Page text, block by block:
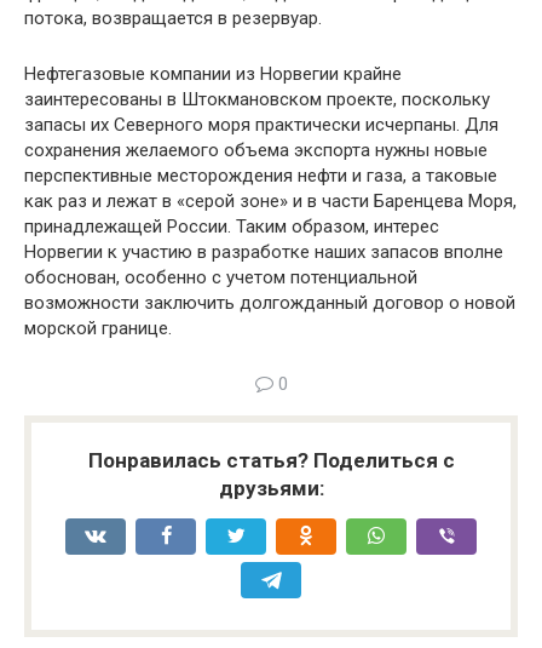
потока, возвращается в ре­зервуар.
Нефтегазовые компании из Норвегии крайне
заинтересованы в Штокмановском проекте, по­скольку
запасы их Северного моря практически исчерпаны. Для
сохранения желаемого объема экспорта нужны новые
перспективные месторо­ждения нефти и газа, а таковые
как раз и лежат в «серой зоне» и в части Баренцева Моря,
при­надлежащей России. Таким образом, интерес
Норвегии к участию в разработке наших запасов вполне
обоснован, особенно с учетом потенци­альной
возможности заключить долгожданный договор о новой
морской границе.
0
Понравилась статья? Поделиться с
друзьями: